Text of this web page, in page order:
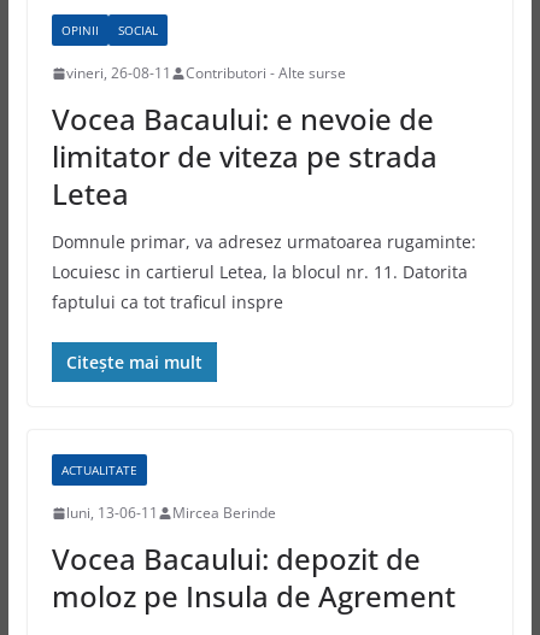
OPINII SOCIAL
vineri, 26-08-11 Contributori - Alte surse
Vocea Bacaului: e nevoie de
limitator de viteza pe strada
Letea
Domnule primar, va adresez urmatoarea rugaminte:
Locuiesc in cartierul Letea, la blocul nr. 11. Datorita
faptului ca tot traficul inspre
Citește mai mult
ACTUALITATE
luni, 13-06-11 Mircea Berinde
Vocea Bacaului: depozit de
moloz pe Insula de Agrement